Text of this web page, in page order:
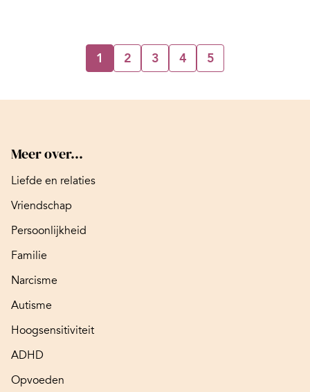
1 2 3 4 5
Meer over...
Liefde en relaties
Vriendschap
Persoonlijkheid
Familie
Narcisme
Autisme
Hoogsensitiviteit
ADHD
Opvoeden